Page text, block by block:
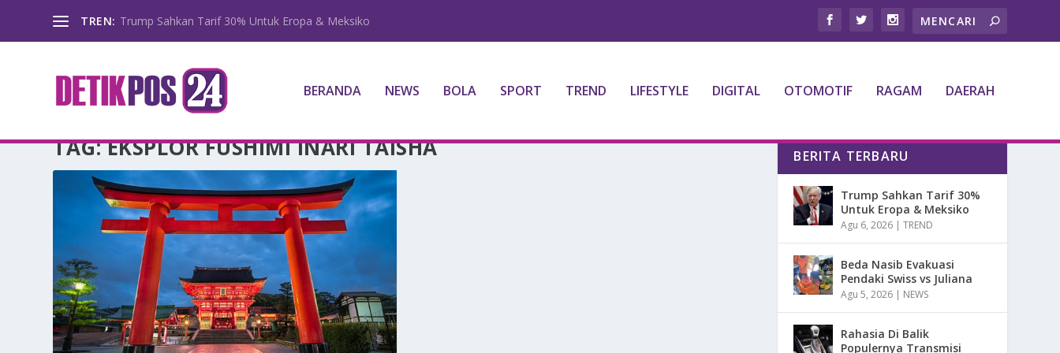
TREN: Trump Sahkan Tarif 30% Untuk Eropa & Meksiko
BERANDA NEWS BOLA SPORT TREND LIFESTYLE DIGITAL OTOMOTIF RAGAM DAERAH
TAG:EKSPLOR FUSHIMI INARI TAISHA BERITA TERBARU
Trump Sahkan Tarif 30%
Untuk Eropa & Meksiko
Agu 6, 2026 |TREND
Beda Nasib Evakuasi
Pendaki Swiss vs Juliana
Agu 5, 2026 | NEWS
Rahasia Di Balik
Populernya Transmisi